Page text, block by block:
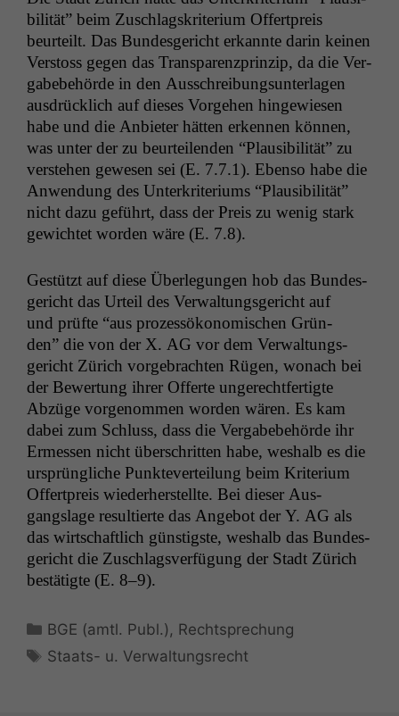
bil­ität” beim Zuschlagskri­teri­um Offert­preis
beurteilt. Das Bun­des­gericht erkan­nte darin keinen
Ver­stoss gegen das Trans­paren­zprinzip, da die Ver­
gabebe­hörde in den Auss­chrei­bung­sun­ter­la­gen
aus­drück­lich auf dieses Vorge­hen hingewiesen
habe und die Anbi­eter hät­ten erken­nen kön­nen,
was unter der zu beurteilen­den “Plau­si­bil­ität” zu
ver­ste­hen gewe­sen sei (E. 7.7.1). Eben­so habe die
Anwen­dung des Unterkri­teri­ums “Plau­si­bil­ität”
nicht dazu geführt, dass der Preis zu wenig stark
gewichtet wor­den wäre (E. 7.8).
Gestützt auf diese Über­legun­gen hob das Bun­des­
gericht das Urteil des Ver­wal­tungs­gericht auf
und prüfte “aus prozessökonomis­chen Grün­
den” die von der X. AG vor dem Ver­wal­tungs­
gericht Zürich vorge­bracht­en Rügen, wonach bei
der Bew­er­tung ihrer Offerte ungerecht­fer­tigte
Abzüge vorgenom­men wor­den wären. Es kam
dabei zum Schluss, dass die Ver­gabebe­hörde ihr
Ermessen nicht über­schrit­ten habe, weshalb es die
ursprüngliche Punk­tev­erteilung beim Kri­teri­um
Offert­preis wieder­her­stellte. Bei dieser Aus­
gangslage resul­tierte das Ange­bot der Y. AG als
das wirtschaftlich gün­stig­ste, weshalb das Bun­des­
gericht die Zuschlagsver­fü­gung der Stadt Zürich
bestätigte (E. 8–9).
Kategorien
BGE (amtl. Publ.) , Rechtsprechung
Schlagwörter
Staats- u. Verwaltungsrecht